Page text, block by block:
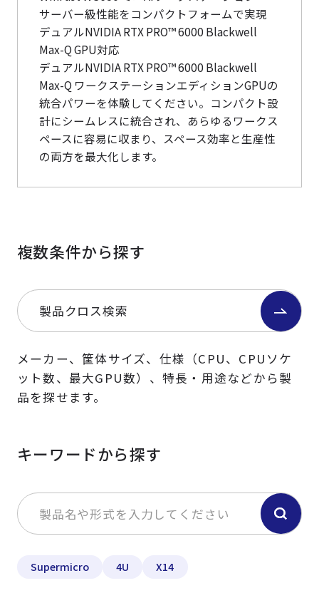
サーバー級性能をコンパクトフォームで実現
デュアルNVIDIA RTX PRO™ 6000 Blackwell
Max-Q GPU対応
デュアルNVIDIA RTX PRO™ 6000 Blackwell
Max-Q ワークステーションエディションGPUの
統合パワーを体験してください。コンパクト設
計にシームレスに統合され、あらゆるワークス
ペースに容易に収まり、スペース効率と生産性
の両方を最大化します。
複数条件から探す
製品クロス検索
メーカー、筐体サイズ、仕様（CPU、CPUソケ
ット数、最大GPU数）、特長・用途などから製
品を探せます。
キーワードから探す
Supermicro 4U X14